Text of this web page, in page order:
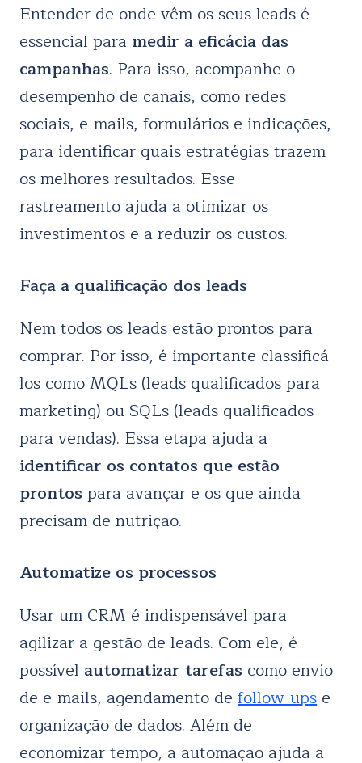
Entender de onde vêm os seus leads é
essencial para medir a eficácia das
campanhas. Para isso, acompanhe o
desempenho de canais, como redes
sociais, e-mails, formulários e indicações,
para identificar quais estratégias trazem
os melhores resultados. Esse
rastreamento ajuda a otimizar os
investimentos e a reduzir os custos.
Faça a qualificação dos leads
Nem todos os leads estão prontos para
comprar. Por isso, é importante classificá-
los como MQLs (leads qualificados para
marketing) ou SQLs (leads qualificados
para vendas). Essa etapa ajuda a
identificar os contatos que estão
prontos para avançar e os que ainda
precisam de nutrição.
Automatize os processos
Usar um CRM é indispensável para
agilizar a gestão de leads. Com ele, é
possível automatizar tarefas como envio
de e-mails, agendamento defollow-upse
organização de dados. Além de
economizar tempo, a automação ajuda a